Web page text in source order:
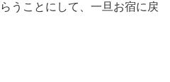
うことにして、一旦お宿に戻